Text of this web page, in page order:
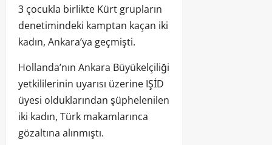
3 çocukla birlikte Kürt grupların
denetimindeki kamptan kaçan iki
kadın, Ankara’ya geçmişti.
Hollanda’nın Ankara Büyükelçiliği
yetkililerinin uyarısı üzerine IŞİD
üyesi olduklarından şüphelenilen
iki kadın, Türk makamlarınca
gözaltına alınmıştı.